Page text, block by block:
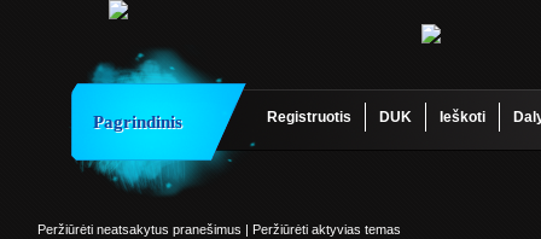
Pagrindinis Registruotis DUK Ieškoti
Peržiūrėti neatsakytus pranešimus | Peržiūrėti aktyvias temas